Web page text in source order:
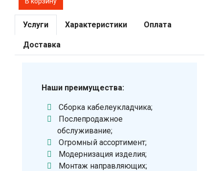
Услуги Характеристики Оплата
Доставка
Наши преимущества:
Сборка кабелеукладчика;
Послепродажное
обслуживание;
Огромный ассортимент;
Модернизация изделия;
Монтаж направляющих;